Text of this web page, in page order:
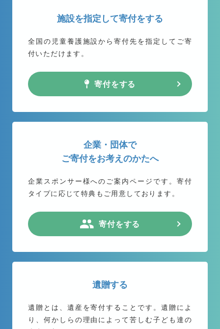
施設を指定して寄付をする
全国の児童養護施設から寄付先を指定してご寄
付いただけます。
寄付をする
企業・団体で
ご寄付をお考えのかたへ
企業スポンサー様へのご案内ページです。 寄付
タイプに応じて特典もご用意しております。
寄付をする
遺贈する
遺贈とは、遺産を寄付することです。遺贈によ
り、何かしらの理由によって苦しむ子ども達の